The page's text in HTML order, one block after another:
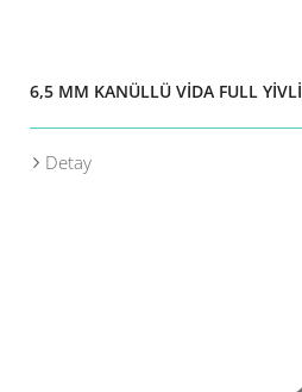
6,5 MM KANÜLLÜ VİDA FULL YİVLİ
Detay